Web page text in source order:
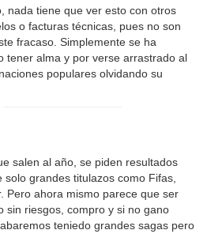
nada tiene que ver esto con otros
o facturas técnicas, pues no son
fracaso. Simplemente se ha
tener alma y por verse arrastrado al
populares olvidando su
salen al año, se piden resultados
grandes titulazos como Fifas,
Pero ahora mismo parece que ser
sin riesgos, compro y si no gano
teniedo grandes sagas pero